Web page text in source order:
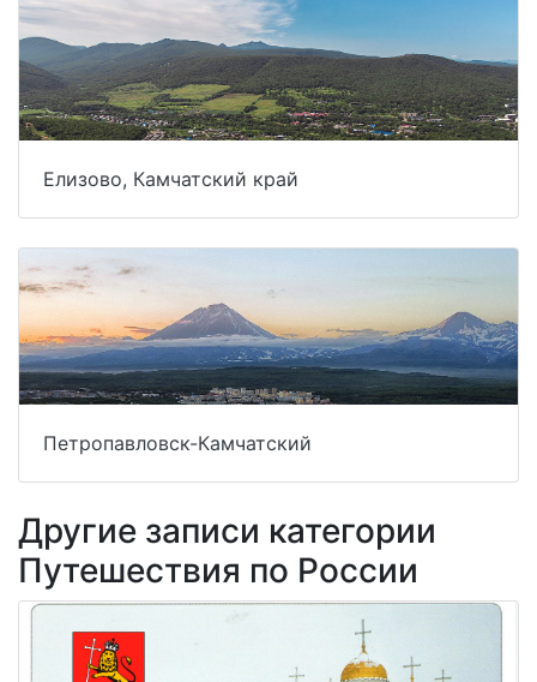
Елизово, Камчатский край
Петропавловск-Камчатский
Другие записи категории
Путешествия по России